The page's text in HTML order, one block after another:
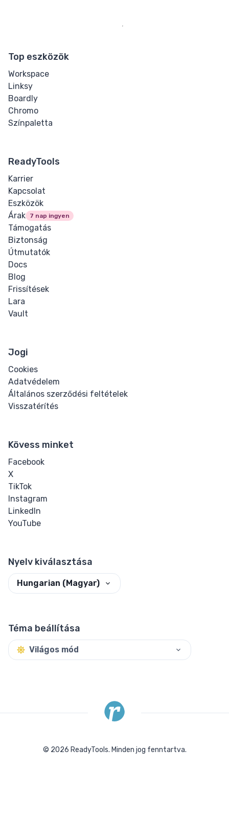
Top eszközök
Workspace
Linksy
Boardly
Chromo
Színpaletta
ReadyTools
Karrier
Kapcsolat
Eszközök
Árak
7 nap ingyen
Támogatás
Biztonság
Útmutatók
Docs
Blog
Frissítések
Lara
Vault
Jogi
Cookies
Adatvédelem
Általános szerződési feltételek
Visszatérítés
Kövess minket
Facebook
X
TikTok
Instagram
LinkedIn
YouTube
Nyelv kiválasztása
Hungarian (Magyar)
Téma beállítása
Világos mód
© 2026 ReadyTools. Minden jog fenntartva.